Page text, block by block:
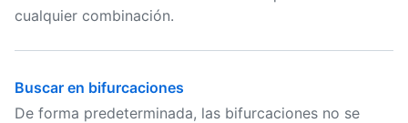
cualquier combinación.
Buscar en bifurcaciones
De forma predeterminada, las bifurcaciones no se